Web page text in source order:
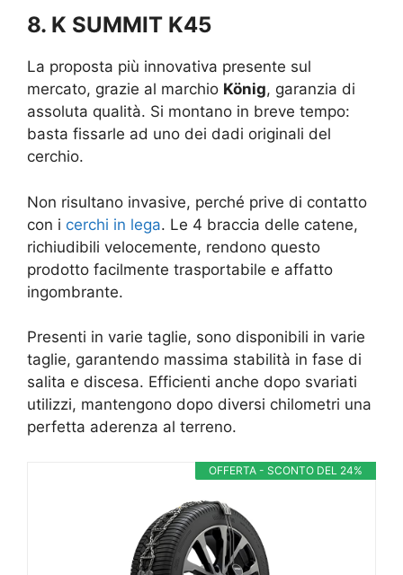
8. K SUMMIT K45
La proposta più innovativa presente sul
mercato, grazie al marchio König, garanzia di
assoluta qualità. Si montano in breve tempo:
basta fissarle ad uno dei dadi originali del
cerchio.
Non risultano invasive, perché prive di contatto
con i cerchi in lega. Le 4 braccia delle catene,
richiudibili velocemente, rendono questo
prodotto facilmente trasportabile e affatto
ingombrante.
Presenti in varie taglie, sono disponibili in varie
taglie, garantendo massima stabilità in fase di
salita e discesa. Efficienti anche dopo svariati
utilizzi, mantengono dopo diversi chilometri una
perfetta aderenza al terreno.
OFFERTA - SCONTO DEL 24%